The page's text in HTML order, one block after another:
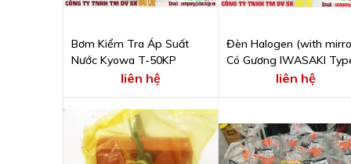
Bơm Kiểm Tra Áp Suất
Nước Kyowa T-50KP
liên hệ
Đèn Halogen (with
Có Gương IWASAKI
JCR20H12V50W
liên hệ